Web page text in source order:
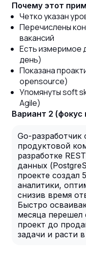
Почему этот
Четко указан
Перечислены
вакансий
Есть измеримое
день)
Показана
opensource)
Упомянуты soft
Agile)
Вариант 2 (фокус
Go-
продуктовой
разработке
данных
проекте создал
аналитики,
снизив время
Быстро
месяца перешел
проект до
задачи и расти